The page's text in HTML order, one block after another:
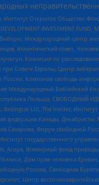
Открытое Общество
INVESTMENT
Международный центр
Атлантический совет,
Коалиция по
при Совете Европы, Центр
Компания свободы
Международный Библейский
Польша, СВОБОДНЫЙ
Ltd, The Insider,
федерация Канады,
Сахарова, Форум свободной
государственного
Агора, Всемирный фонд
Дом прав человека
Россию, Свободная
Центр